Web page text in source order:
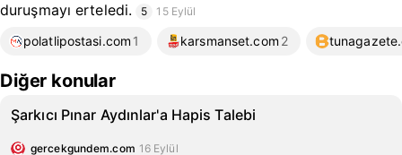
duruşmayı erteledi.
5 15 Eylül
polatlipostasi.com 1 karsmanset.com 2
Diğer konular
Şarkıcı Pınar Aydınlar'a Hapis Talebi
gercekgundem.com 16 Eylül